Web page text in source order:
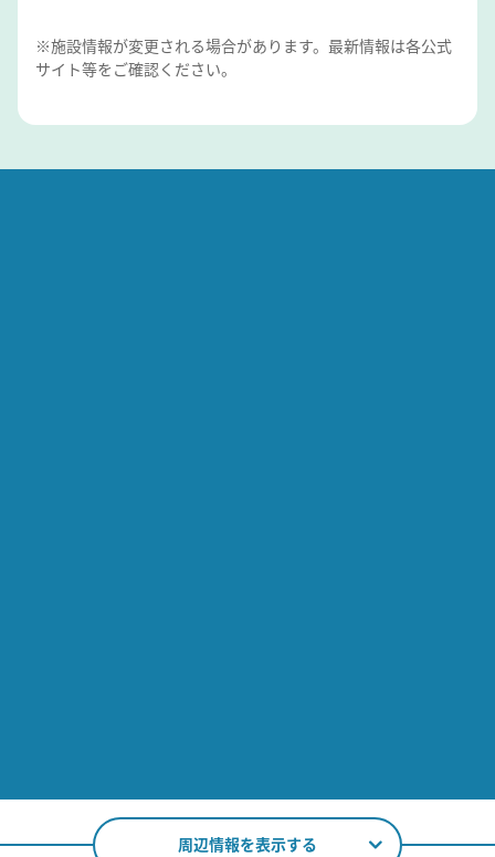
※施設情報が変更される場合があります。最新情報は各公式
サイト等をご確認ください。
周辺情報を表示する